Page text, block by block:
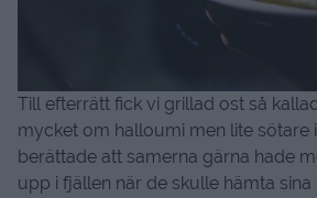
Till efterrätt fick vi grillad ost så
mycket om halloumi men lite sötare
berättade att samerna gärna hade
upp i fjällen när de skulle hämta sina